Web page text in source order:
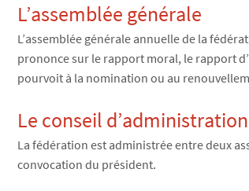
L’assemblée générale
L’assemblée générale annuelle de la
prononce sur le rapport moral, le rapport
pourvoit à la nomination ou au
Le conseil d’administration
La fédération est administrée entre deux
convocation du président.